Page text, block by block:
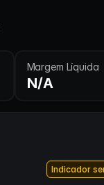
Margem Líquida
N/A
Indicador